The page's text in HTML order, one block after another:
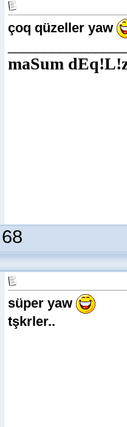
çoq qüzeller yaw
maSum
süper yaw
tşkrler..